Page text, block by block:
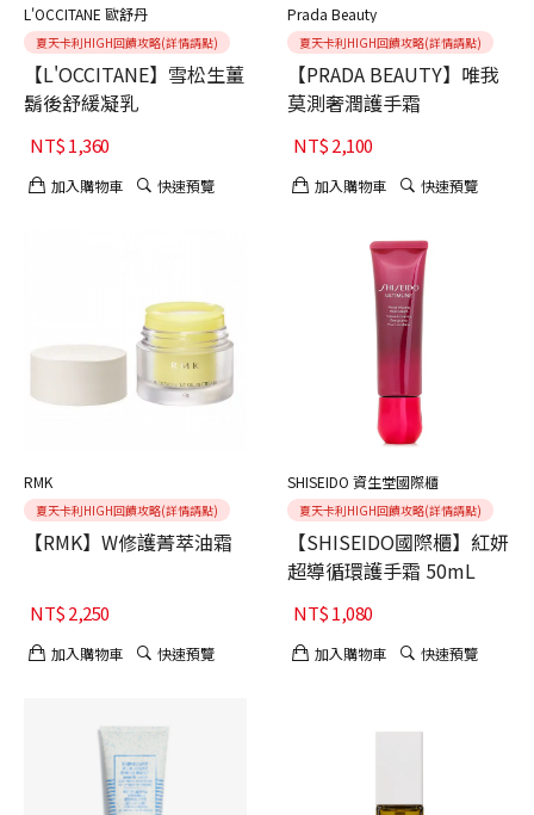
L'OCCITANE 歐舒丹
夏天卡利HIGH回饋攻略(詳情請點)
【L'OCCITANE】雪松生薑
鬍後舒緩凝乳
NT$1,360
加入購物車 快速預覽
Prada Beauty
夏天卡利HIGH回饋攻略(詳情請點)
【PRADA BEAUTY】唯我
莫測奢潤護手霜
NT$2,100
加入購物車 快速預覽
RMK
夏天卡利HIGH回饋攻略(詳情請點)
【RMK】W修護菁萃油霜
NT$2,250
加入購物車 快速預覽
SHISEIDO 資生堂國際櫃
夏天卡利HIGH回饋攻略(詳情請點)
【SHISEIDO國際櫃】紅妍
超導循環護手霜 50mL
NT$1,080
加入購物車 快速預覽